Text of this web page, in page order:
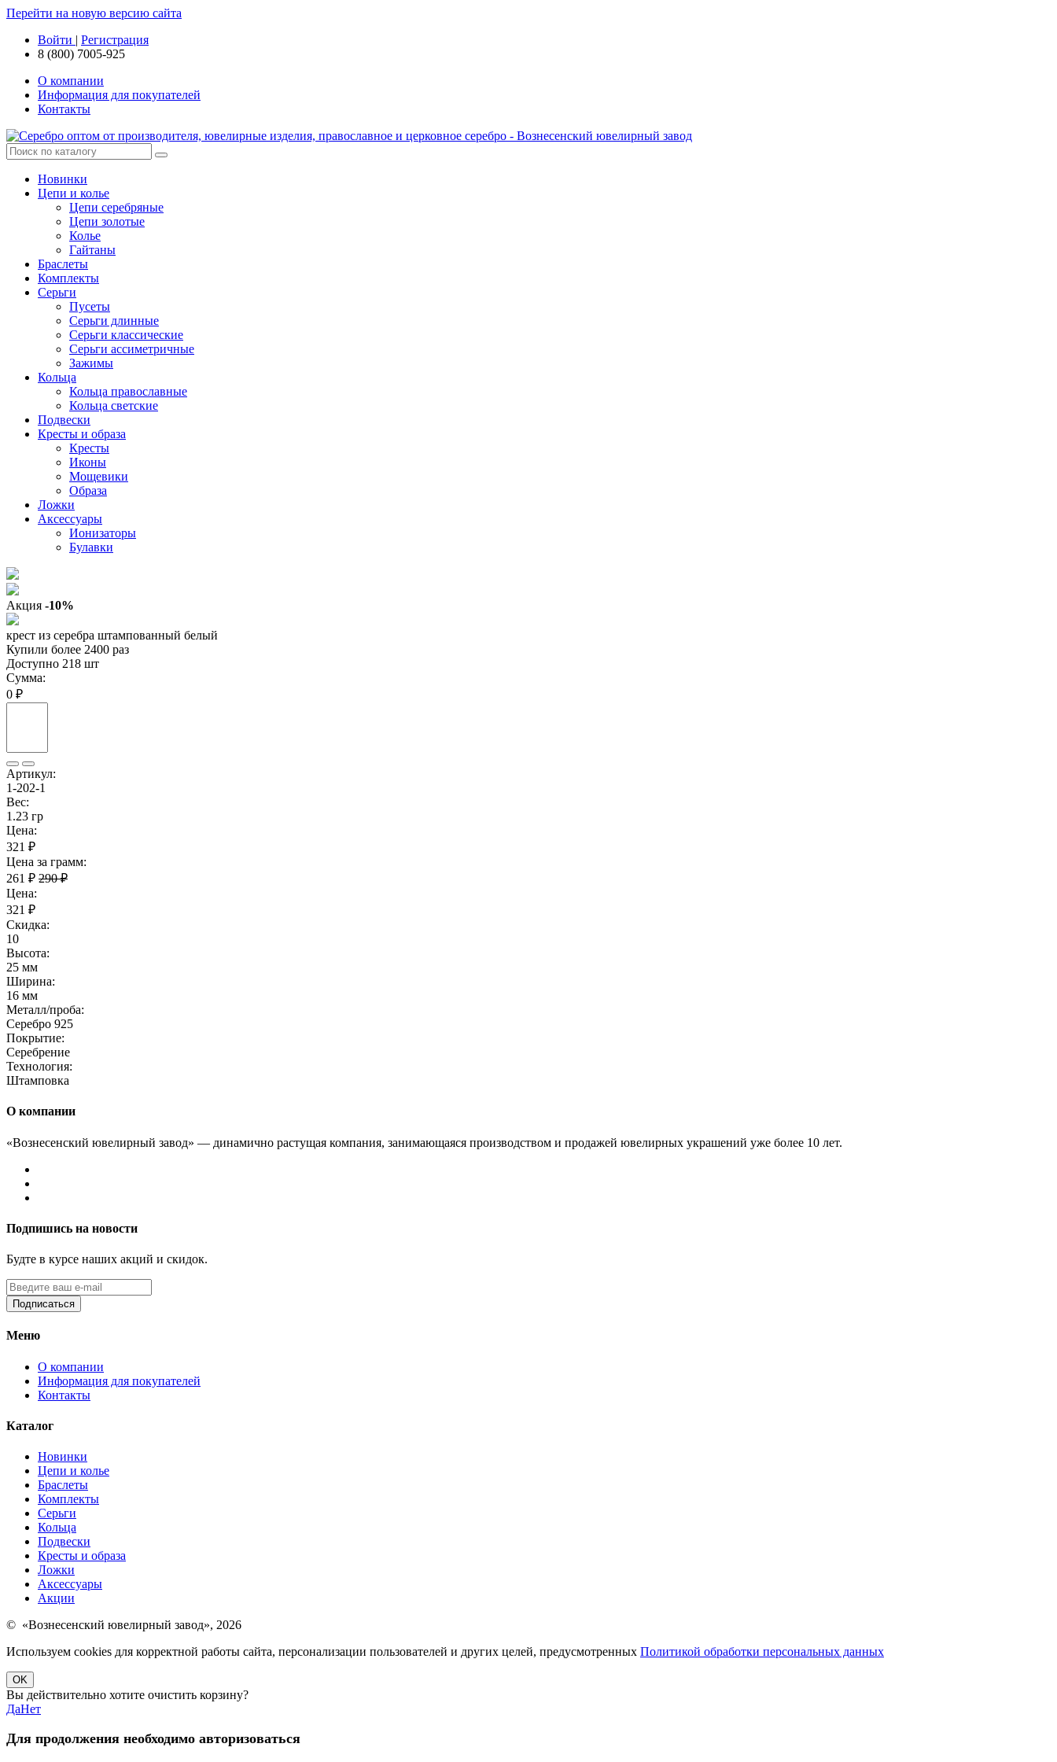
Перейти на новую версию сайта
Войти | Регистрация
8 (800) 7005-925
О компании
Информация для покупателей
Контакты
Новинки
Цепи и колье
Цепи серебряные
Цепи золотые
Колье
Гайтаны
Браслеты
Комплекты
Серьги
Пусеты
Серьги длинные
Серьги классические
Серьги ассиметричные
Зажимы
Кольца
Кольца православные
Кольца светские
Подвески
Кресты и образа
Кресты
Иконы
Мощевики
Образа
Ложки
Аксессуары
Ионизаторы
Булавки
Акция -10%
крест из серебра штампованный белый
Купили более 2400 раз
Доступно 218 шт
Сумма:
0 ₽
Артикул:
1-202-1
Вес:
1.23 гр
Цена:
321 ₽
Цена за грамм:
261 ₽ 290 ₽
Цена:
321 ₽
Скидка:
10
Высота:
25 мм
Ширина:
16 мм
Металл/проба:
Серебро 925
Покрытие:
Серебрение
Технология:
Штамповка
О компании
«Вознесенский ювелирный завод» — динамично растущая компания, занимающаяся производством и продажей ювелирных украшений уже более 10 лет.
Подпишись на новости
Будте в курсе наших акций и скидок.
Подписаться
Меню
О компании
Информация для покупателей
Контакты
Каталог
Новинки
Цепи и колье
Браслеты
Комплекты
Серьги
Кольца
Подвески
Кресты и образа
Ложки
Аксессуары
Акции
© «Вознесенский ювелирный завод», 2026
Используем cookies для корректной работы сайта, персонализации пользователей и других целей, предусмотренных Политикой обработки персональных данных
OK
Вы действительно хотите очистить корзину?
ДаНет
Для продолжения необходимо авторизоваться